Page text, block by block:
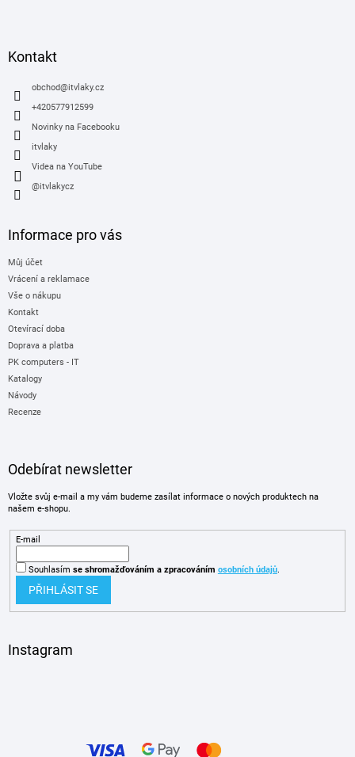
Kontakt
obchod@itvlaky.cz
+420577912599
Novinky na Facebooku
itvlaky
Videa na YouTube
@itvlakycz
Informace pro vás
Můj účet
Vrácení a reklamace
Vše o nákupu
Kontakt
Otevírací doba
Doprava a platba
PK computers - IT
Katalogy
Návody
Recenze
Odebírat newsletter
Vložte svůj e-mail a my vám budeme zasílat informace o nových produktech na
našem e-shopu.
E-mail
Souhlasím se shromažďováním a zpracováním osobních údajů.
PŘIHLÁSIT SE
Instagram